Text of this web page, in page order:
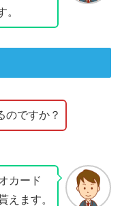
。
のですか？
カード
えます。